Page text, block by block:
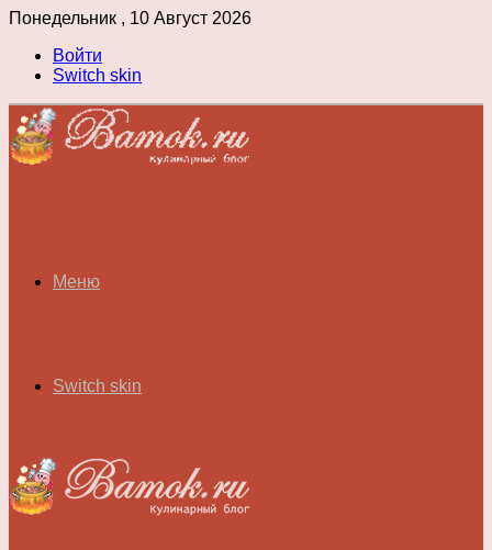
Понедельник , 10 Август 2026
Войти
Switch skin
Меню
Switch skin